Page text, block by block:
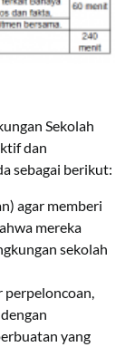
Sekolah
dan
sebagai berikut:
agar memberi
mereka
sekolah
yang